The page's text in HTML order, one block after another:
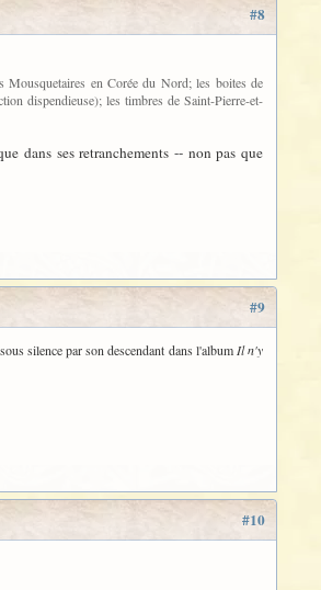
#8
en Corée du Nord; les boites de
dispendieuse); les timbres de Saint-Pierre-et-
dans ses retranchements -- non pas que
#9
silence par son descendant dans l'album Il n'y
#10